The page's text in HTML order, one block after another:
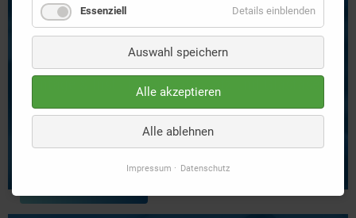
Montage & Installation Datennetz und Glasfaser
Essenziell Details einblenden
Auswahl speichern
Alle akzeptieren
Alle ablehnen
Impressum Datenschutz